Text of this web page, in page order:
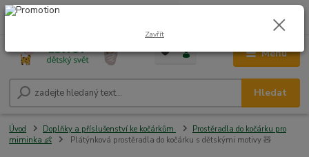
Menu
Hledat
+420 604 278 943 0,00 Kč
Úvod Doplňky a příslušenství ke kočárkům
Prostěradla do kočárku pro
miminka 👶
Plátýnková prostěradla do kočárku s dětskými motivy 🧸
Zavřít